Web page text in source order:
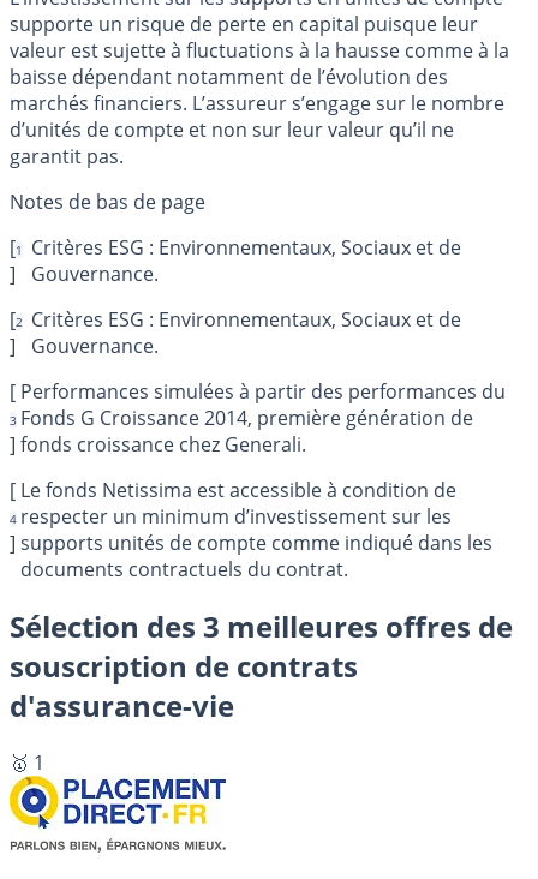
supporte un risque de perte en capital puisque leur
valeur est sujette à fluctuations à la hausse comme à la
baisse dépendant notamment de l’évolution des
marchés financiers. L’assureur s’engage sur le nombre
d’unités de compte et non sur leur valeur qu’il ne
garantit pas.
[1
]
Critères ESG : Environnementaux, Sociaux et de
Gouvernance.
[2
]
Critères ESG : Environnementaux, Sociaux et de
Gouvernance.
[
3
]
Performances simulées à partir des performances du
Fonds G Croissance 2014, première génération de
fonds croissance chez Generali.
[
4
]
Le fonds Netissima est accessible à condition de
respecter un minimum d’investissement sur les
supports unités de compte comme indiqué dans les
documents contractuels du contrat.
Sélection des 3 meilleures offres de
souscription de contrats
d'assurance-vie
🥇 1